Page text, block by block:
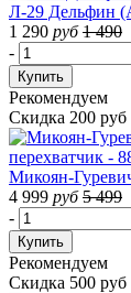
Л-29 Дельфин
1 290 руб 1 490
-
Купить
Рекомендуем
Скидка 200 руб
Микоян-
4 999 руб 5 499
-
Купить
Рекомендуем
Скидка 500 руб